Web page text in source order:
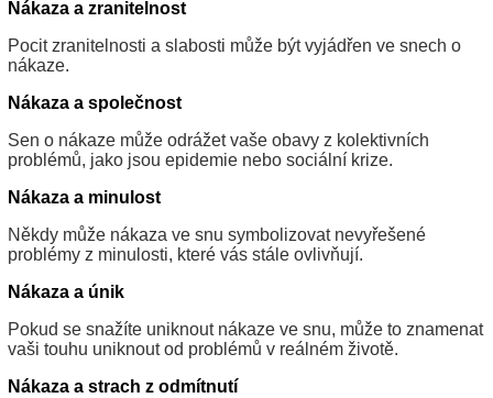
Nákaza a zranitelnost
Pocit zranitelnosti a slabosti může být vyjádřen ve snech o
nákaze.
Nákaza a společnost
Sen o nákaze může odrážet vaše obavy z kolektivních
problémů, jako jsou epidemie nebo sociální krize.
Nákaza a minulost
Někdy může nákaza ve snu symbolizovat nevyřešené
problémy z minulosti, které vás stále ovlivňují.
Nákaza a únik
Pokud se snažíte uniknout nákaze ve snu, může to znamenat
vaši touhu uniknout od problémů v reálném životě.
Nákaza a strach z odmítnutí